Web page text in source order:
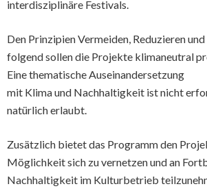
interdisziplinäre Festivals.
Den Prinzipien Vermeiden, Reduzieren
folgend sollen die Projekte klimaneutral
Eine thematische Auseinandersetzung
mit Klima und Nachhaltigkeit ist nicht
natürlich erlaubt.
Zusätzlich bietet das Programm den
Möglichkeit sich zu vernetzen und an
Nachhaltigkeit im Kulturbetrieb